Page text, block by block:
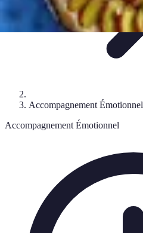
Accompagnement Émotionnel
Accompagnement Émotionnel